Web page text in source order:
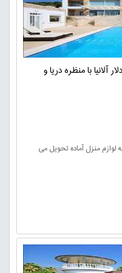
با منظره دریا و
لوازم منزل آماده تحویل می